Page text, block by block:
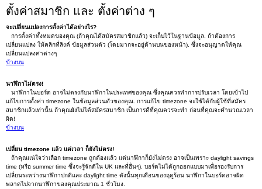
ตั้งค่าสมาชิก และ ตั้งค่าต่าง ๆ
จะเปลี่ยนแปลงการตั้งค่าได้อย่างไร?
การตั้งค่าทั้งหมดของคุณ (ถ้าคุณได้สมัครสมาชิกแล้ว) จะเก็บไว้ในฐานข้อมูล. ถ้าต้องการ
เปลี่ยนแปลง ให้คลิกที่ลิงค์ ข้อมูลส่วนตัว (โดยมากจะอยู่ด้านบนของหน้า). ซึ่งจะอนุญาตให้คุณ
เปลี่ยนแปลงค่าต่างๆ
ข้างบน
นาฬิกาไม่ตรง!
นาฬิกาในบอร์ด อาจไม่ตรงกับนาฬิกาในประเทศของคุณ ซึ่งคุณควรทำการปรับเวลา โดยเข้าไป
แก้ไขการตั้งค่า timezone ในข้อมูลส่วนตัวของคุณ. การแก้ไข timezone จะใช้ได้กับผู้ใช้ที่สมัคร
สมาชิกแล้วเท่านั้น ถ้าคุณยังไม่ได้สมัครสมาชิก เป็นการดีที่คุณควรจะทำ ก่อนที่คุณจะคำนวณเวลา
ผิด!
ข้างบน
เปลี่ยน timezone แล้ว แต่เวลา ก็ยังไม่ตรง!
ถ้าคุณแน่ใจว่าเลือก timezone ถูกต้องแล้ว แต่นาฬิกาก็ยังไม่ตรง อาจเป็นเพราะ daylight savings
time (หรือ summer time ซึ่งจะรู้จักดีใน UK และที่อื่นๆ). บอร์ดไม่ได้ถูกออกแบบมาเพื่อรองรับการ
เปลี่ยนระหว่างนาฬิกาปกติและ daylight time ดังนั้นทุกเดือนของฤดูร้อน นาฬิกาในบอร์ดอาจผิด
พลาดไปจากนาฬิกาของคุณประมาณ 1 ชั่วโมง.